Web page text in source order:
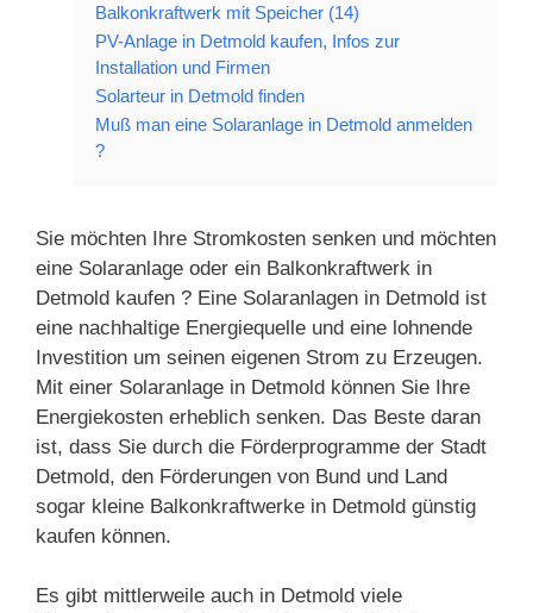
Balkonkraftwerk mit Speicher (14)
PV-Anlage in Detmold kaufen, Infos zur
Installation und Firmen
Solarteur in Detmold finden
Muß man eine Solaranlage in Detmold anmelden
?
Sie möchten Ihre Stromkosten senken und möchten
eine Solaranlage oder ein Balkonkraftwerk in
Detmold kaufen ? Eine Solaranlagen in Detmold ist
eine nachhaltige Energiequelle und eine lohnende
Investition um seinen eigenen Strom zu Erzeugen.
Mit einer Solaranlage in Detmold können Sie Ihre
Energiekosten erheblich senken. Das Beste daran
ist, dass Sie durch die Förderprogramme der Stadt
Detmold, den Förderungen von Bund und Land
sogar kleine Balkonkraftwerke in Detmold günstig
kaufen können.
Es gibt mittlerweile auch in Detmold viele